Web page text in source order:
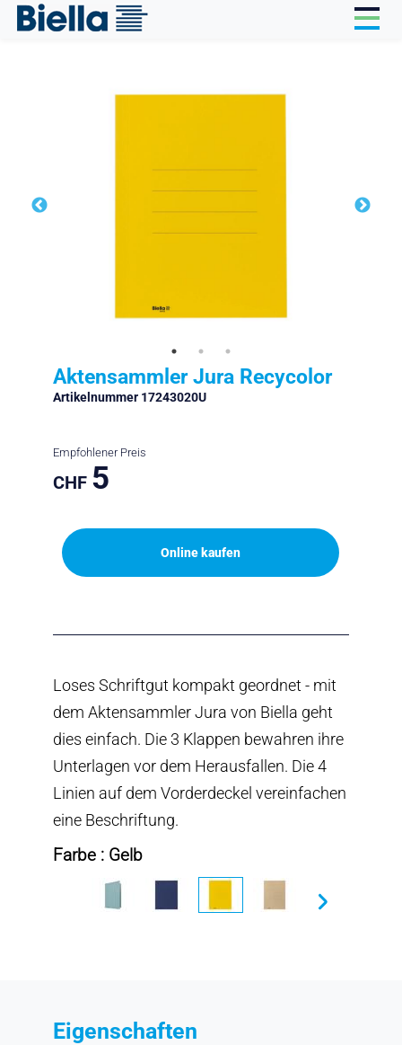
Aktensammler Jura Recycolor
Artikelnummer 17243020U
Empfohlener Preis
CHF 5
Online kaufen
Loses Schriftgut kompakt geordnet - mit
dem Aktensammler Jura von Biella geht
dies einfach. Die 3 Klappen bewahren ihre
Unterlagen vor dem Herausfallen. Die 4
Linien auf dem Vorderdeckel vereinfachen
eine Beschriftung.
Farbe : Gelb
Eigenschaften
Cookie-Einstellungen